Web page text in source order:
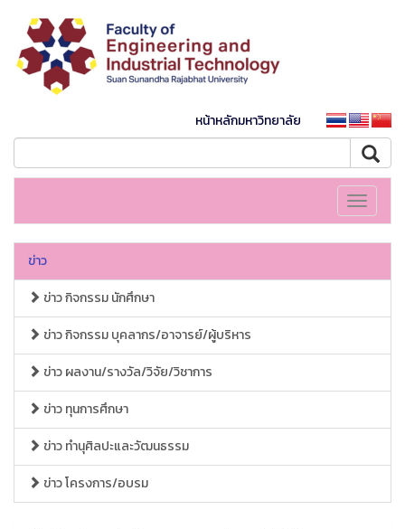
หน้าหลักมหาวิทยาลัย
Toggle
ข่าว
ข่าว กิจกรรม นักศึกษา
ข่าว กิจกรรม บุคลากร/อาจารย์/ผู้บริหาร
ข่าว ผลงาน/รางวัล/วิจัย/วิชาการ
ข่าว ทุนการศึกษา
ข่าว ทำนุศิลปะและวัฒนธรรม
ข่าว โครงการ/อบรม